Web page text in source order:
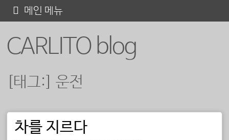
CARLITO blog
메인 메뉴
텐
[태그:] 운전
포스트 내비게이션
차를 지르다